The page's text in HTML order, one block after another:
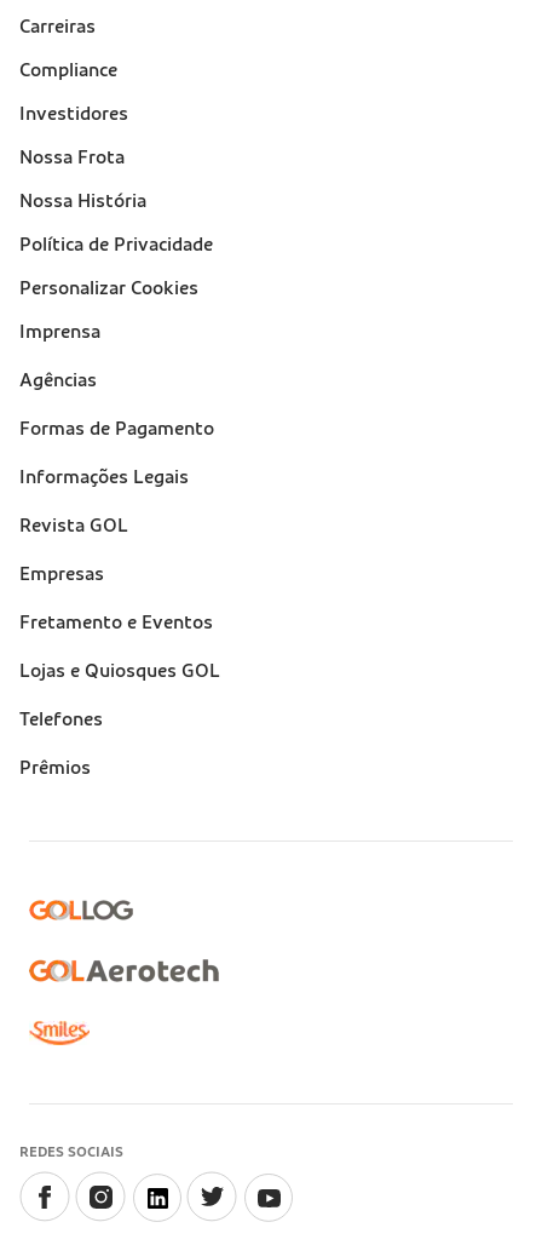
Carreiras
Compliance
Investidores
Nossa Frota
Nossa História
Política de Privacidade
Personalizar Cookies
Imprensa
Suporte
Agências
Formas de Pagamento
Informações Legais
Revista GOL
Empresas
Fretamento e Eventos
Lojas e Quiosques GOL
Telefones
Prêmios
REDES SOCIAIS